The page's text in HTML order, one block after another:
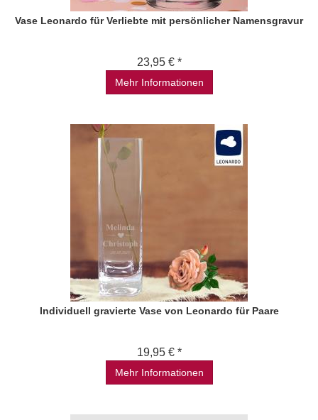
Vase Leonardo für Verliebte mit persönlicher Namensgravur
23,95 € *
Mehr Informationen
Individuell gravierte Vase von Leonardo für Paare
19,95 € *
Mehr Informationen